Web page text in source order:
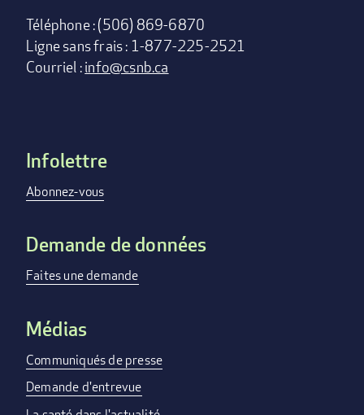
Téléphone : (506) 869-6870
Ligne sans frais : 1-877-225-2521
Courriel :info@csnb.ca
Footer
menu
Infolettre
Abonnez-vous
Demande de données
Faites une demande
Médias
Communiqués de presse
Demande d'entrevue